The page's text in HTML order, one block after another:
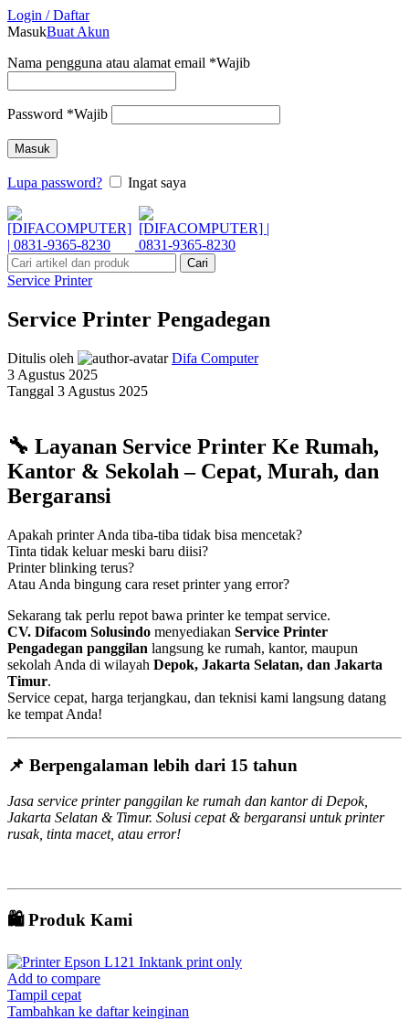
Login / Daftar
MasukBuat Akun
Nama pengguna atau alamat email *Wajib
Password *Wajib
Masuk
Lupa password? Ingat saya
Cari
Service Printer
Service Printer Pengadegan
Ditulis oleh
Difa Computer
3 Agustus 2025
Tanggal 3 Agustus 2025
🔧 Layanan Service Printer Ke Rumah,
Kantor & Sekolah – Cepat, Murah, dan
Bergaransi
Apakah printer Anda tiba-tiba tidak bisa mencetak?
Tinta tidak keluar meski baru diisi?
Printer blinking terus?
Atau Anda bingung cara reset printer yang error?
Sekarang tak perlu repot bawa printer ke tempat service.
CV. Difacom Solusindo menyediakan Service Printer
Pengadegan panggilan langsung ke rumah, kantor, maupun
sekolah Anda di wilayah Depok, Jakarta Selatan, dan Jakarta
Timur.
Service cepat, harga terjangkau, dan teknisi kami langsung datang
ke tempat Anda!
📌 Berpengalaman lebih dari 15 tahun
Jasa service printer panggilan ke rumah dan kantor di Depok,
Jakarta Selatan & Timur. Solusi cepat & bergaransi untuk printer
rusak, tinta macet, atau error!
🛍️ Produk Kami
Add to compare
Tampil cepat
Tambahkan ke daftar keinginan